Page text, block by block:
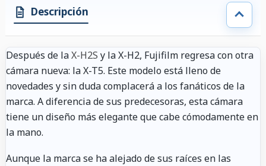
Descripción
Después de laX-H2S y la X-H2, Fujifilm regresa con otra
cámara nueva: la X-T5. Este modelo está lleno de
novedades y sin duda complacerá a los fanáticos de la
marca. A diferencia de sus predecesoras, esta cámara
tiene un diseño más elegante que cabe cómodamente en
la mano.
Aunque la marca se ha alejado de sus raíces en las